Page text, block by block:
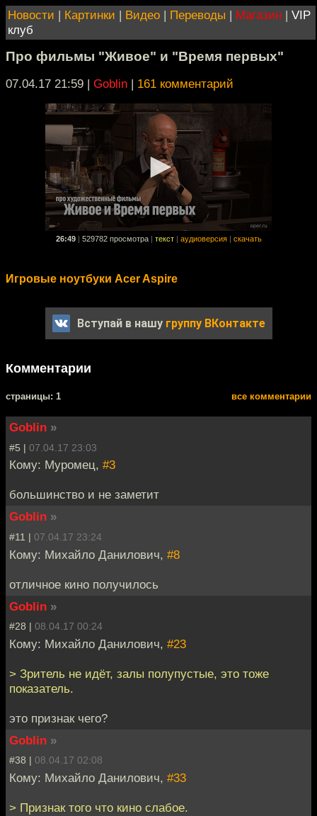
Новости | Картинки | Видео | Переводы | Магазин | VIP
клуб
Про фильмы "Живое" и "Время первых"
07.04.17 21:59 | Goblin | 161 комментарий
26:49 529782 просмотра текст аудиоверсия скачать
Игровые ноутбуки Acer Aspire
Вступай в нашу группу ВКонтакте
Комментарии
cтраницы: 1 все комментарии
Goblin »
#5 | 07.04.17 23:03
Кому: Муромец, #3
большинство и не заметит
Goblin »
#11 | 07.04.17 23:24
Кому: Михайло Данилович, #8
отличное кино получилось
Goblin »
#28 | 08.04.17 00:24
Кому: Михайло Данилович, #23
> Зритель не идёт, залы полупустые, это тоже
показатель.
это признак чего?
Goblin »
#38 | 08.04.17 02:08
Кому: Михайло Данилович, #33
> Признак того что кино слабое.